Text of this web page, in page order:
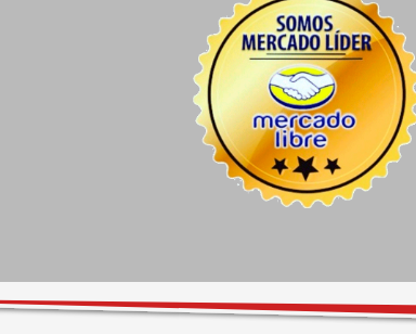
Carlos
14 days ago
Excelente atención pre
venta de Ezequiel, el
personal excelente y las
instalaciones con todo lo
necesario para esperar